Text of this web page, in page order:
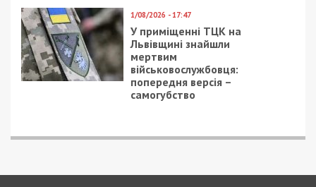
1/08/2026 - 17:47
У приміщенні ТЦК на
Львівщині знайшли
мертвим
військовослужбовця:
попередня версія –
самогубство